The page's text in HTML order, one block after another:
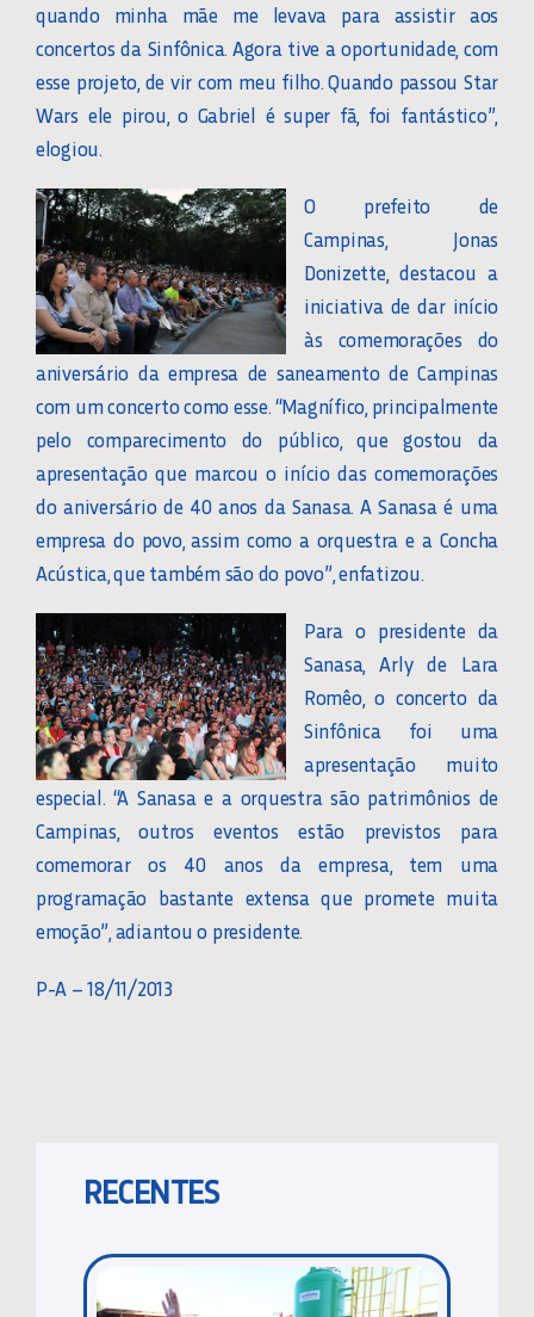
quando minha mãe me levava para assistir aos
concertos da Sinfônica. Agora tive a oportunidade, com
esse projeto, de vir com meu filho. Quando passou Star
Wars ele pirou, o Gabriel é super fã, foi fantástico”,
elogiou.
O prefeito de
Campinas, Jonas
Donizette, destacou a
iniciativa de dar início
às comemorações do
aniversário da empresa de saneamento de Campinas
com um concerto como esse. “Magnífico, principalmente
pelo comparecimento do público, que gostou da
apresentação que marcou o início das comemorações
do aniversário de 40 anos da Sanasa. A Sanasa é uma
empresa do povo, assim como a orquestra e a Concha
Acústica, que também são do povo”, enfatizou.
Para o presidente da
Sanasa, Arly de Lara
Romêo, o concerto da
Sinfônica foi uma
apresentação muito
especial. “A Sanasa e a orquestra são patrimônios de
Campinas, outros eventos estão previstos para
comemorar os 40 anos da empresa, tem uma
programação bastante extensa que promete muita
emoção”, adiantou o presidente.
P-A – 18/11/2013
RECENTES